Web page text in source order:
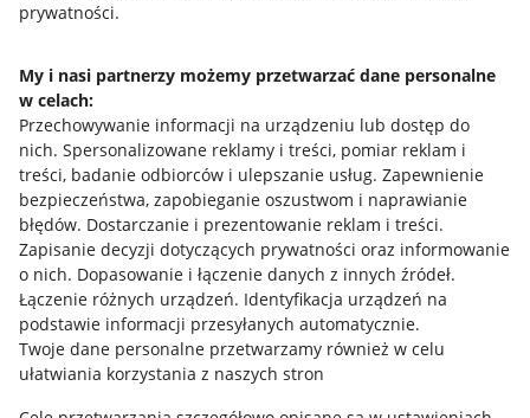
prywatności.
My i nasi partnerzy możemy przetwarzać dane personalne
w celach:
Przechowywanie informacji na urządzeniu lub dostęp do
nich. Spersonalizowane reklamy i treści, pomiar reklam i
treści, badanie odbiorców i ulepszanie usług. Zapewnienie
bezpieczeństwa, zapobieganie oszustwom i naprawianie
błędów. Dostarczanie i prezentowanie reklam i treści.
Zapisanie decyzji dotyczących prywatności oraz informowanie
o nich. Dopasowanie i łączenie danych z innych źródeł.
Łączenie różnych urządzeń. Identyfikacja urządzeń na
podstawie informacji przesyłanych automatycznie.
Twoje dane personalne przetwarzamy również w celu
ułatwiania korzystania z naszych stron
Jak to działa
Allegro Gadane dla sprzedających
Allegro Gadane dla kupujących
Mapa miejscowości
Informacje prawne
Regulamin
Polityka plików "cookies"
Ustawienia plików "cookies"